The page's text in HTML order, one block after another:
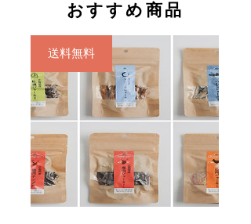
おすすめ商品
送料無料